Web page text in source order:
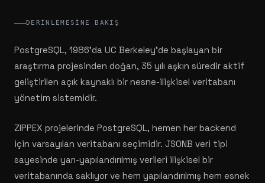
DERINLEMESINE BAKIŞ
PostgreSQL, 1986'da UC Berkeley'de başlayan bir
araştırma projesinden doğan, 35 yılı aşkın süredir aktif
geliştirilen açık kaynaklı bir nesne-ilişkisel veritabanı
yönetim sistemidir.
ZIPPEX projelerinde PostgreSQL, hemen her backend
için varsayılan veritabanı seçimidir. JSONB veri tipi
sayesinde yarı-yapılandırılmış verileri ilişkisel bir
veritabanında saklıyor ve hem yapılandırılmış hem esnek